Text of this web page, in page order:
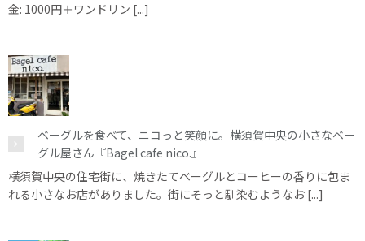
金: 1000円＋ワンドリン [...]
ベーグルを食べて、ニコっと笑顔に。横須賀中央の小さなベー
グル屋さん『Bagel cafe nico.』
横須賀中央の住宅街に、焼きたてベーグルとコーヒーの香りに包ま
れる小さなお店がありました。街にそっと馴染むようなお [...]